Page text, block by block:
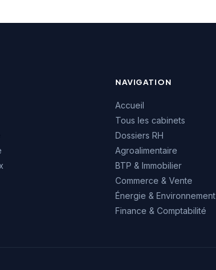
35 pays.
NAVIGATION
Accueil
Tous les cabinets
Dossiers RH
Agroalimentaire
BTP & Immobilier
Commerce & Vente
Énergie & Environnement
Finance & Comptabilité